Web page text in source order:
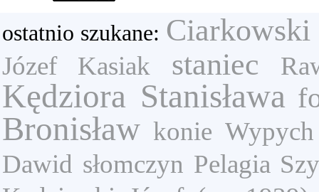
ostatnio szukane: Ciarkowski
Józef Kasiak staniec
Kędziora Stanisława
Bronisław konie Wypych
Dawid słomczyn Pelagia